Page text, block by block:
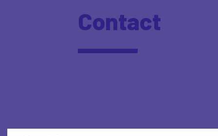
Contact